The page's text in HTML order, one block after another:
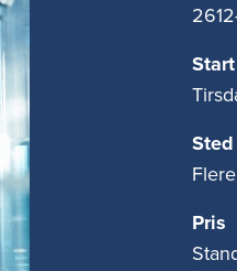
Start
Sted
Pris